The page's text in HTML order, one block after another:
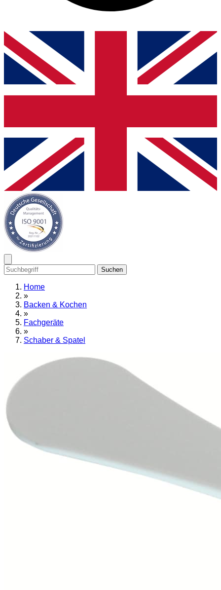
Suchen
Home
»
Backen & Kochen
»
Fachgeräte
»
Schaber & Spatel